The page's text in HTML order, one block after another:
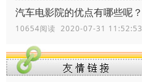
汽车电影院的优点有哪些呢？
10654阅读 2020-07-31 11:52:53